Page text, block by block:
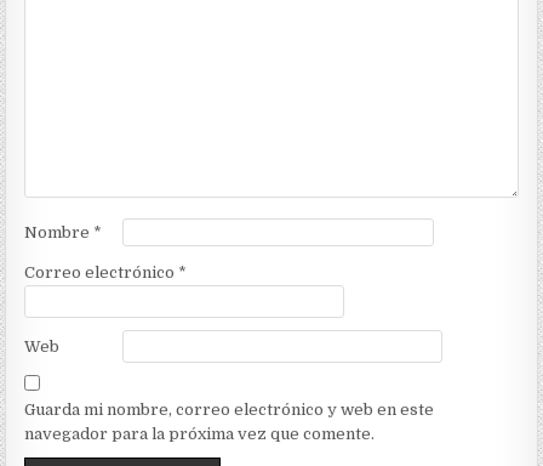
Nombre *
Correo electrónico *
Web
Guarda mi nombre, correo electrónico y web en este
navegador para la próxima vez que comente.